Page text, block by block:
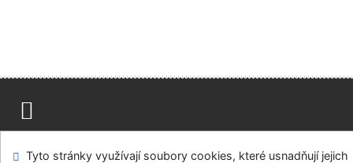
Modul OpenSearch
Napište nám Nastavení cookies
Tyto stránky využívají soubory cookies, které usnadňují jejich